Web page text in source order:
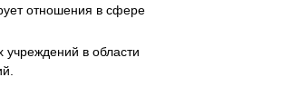
отношения в сфере
учреждений в области